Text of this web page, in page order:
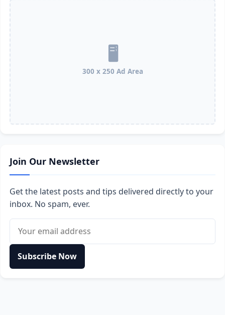
300 x 250 Ad Area
Join Our Newsletter
Get the latest posts and tips delivered directly to your
inbox. No spam, ever.
Email address
Subscribe Now